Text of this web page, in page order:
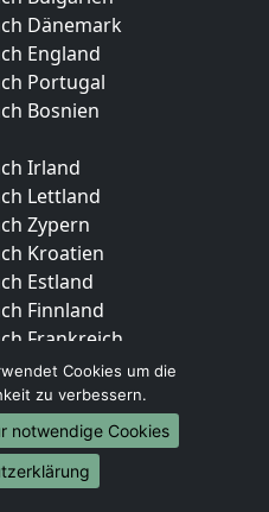
Dänemark
England
Portugal
Bosnien
Irland
Lettland
Zypern
Kroatien
Estland
Finnland
Frankreich
Griechenland
Italien
Liechtenstein
Luxemburg
Niederlande
Cookies um die
zu verbessern.
notwendige Cookies